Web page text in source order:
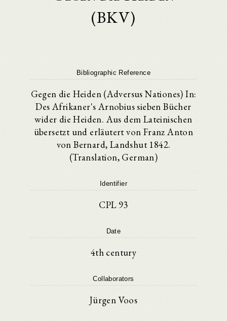
(BKV)
Bibliographic Reference
Gegen die Heiden (Adversus Nationes) In:
Des Afrikaner's Arnobius sieben Bücher
wider die Heiden. Aus dem Lateinischen
übersetzt und erläutert von Franz Anton
von Bernard, Landshut 1842.
(Translation, German)
Identifier
CPL 93
Date
4th century
Collaborators
Jürgen Voos